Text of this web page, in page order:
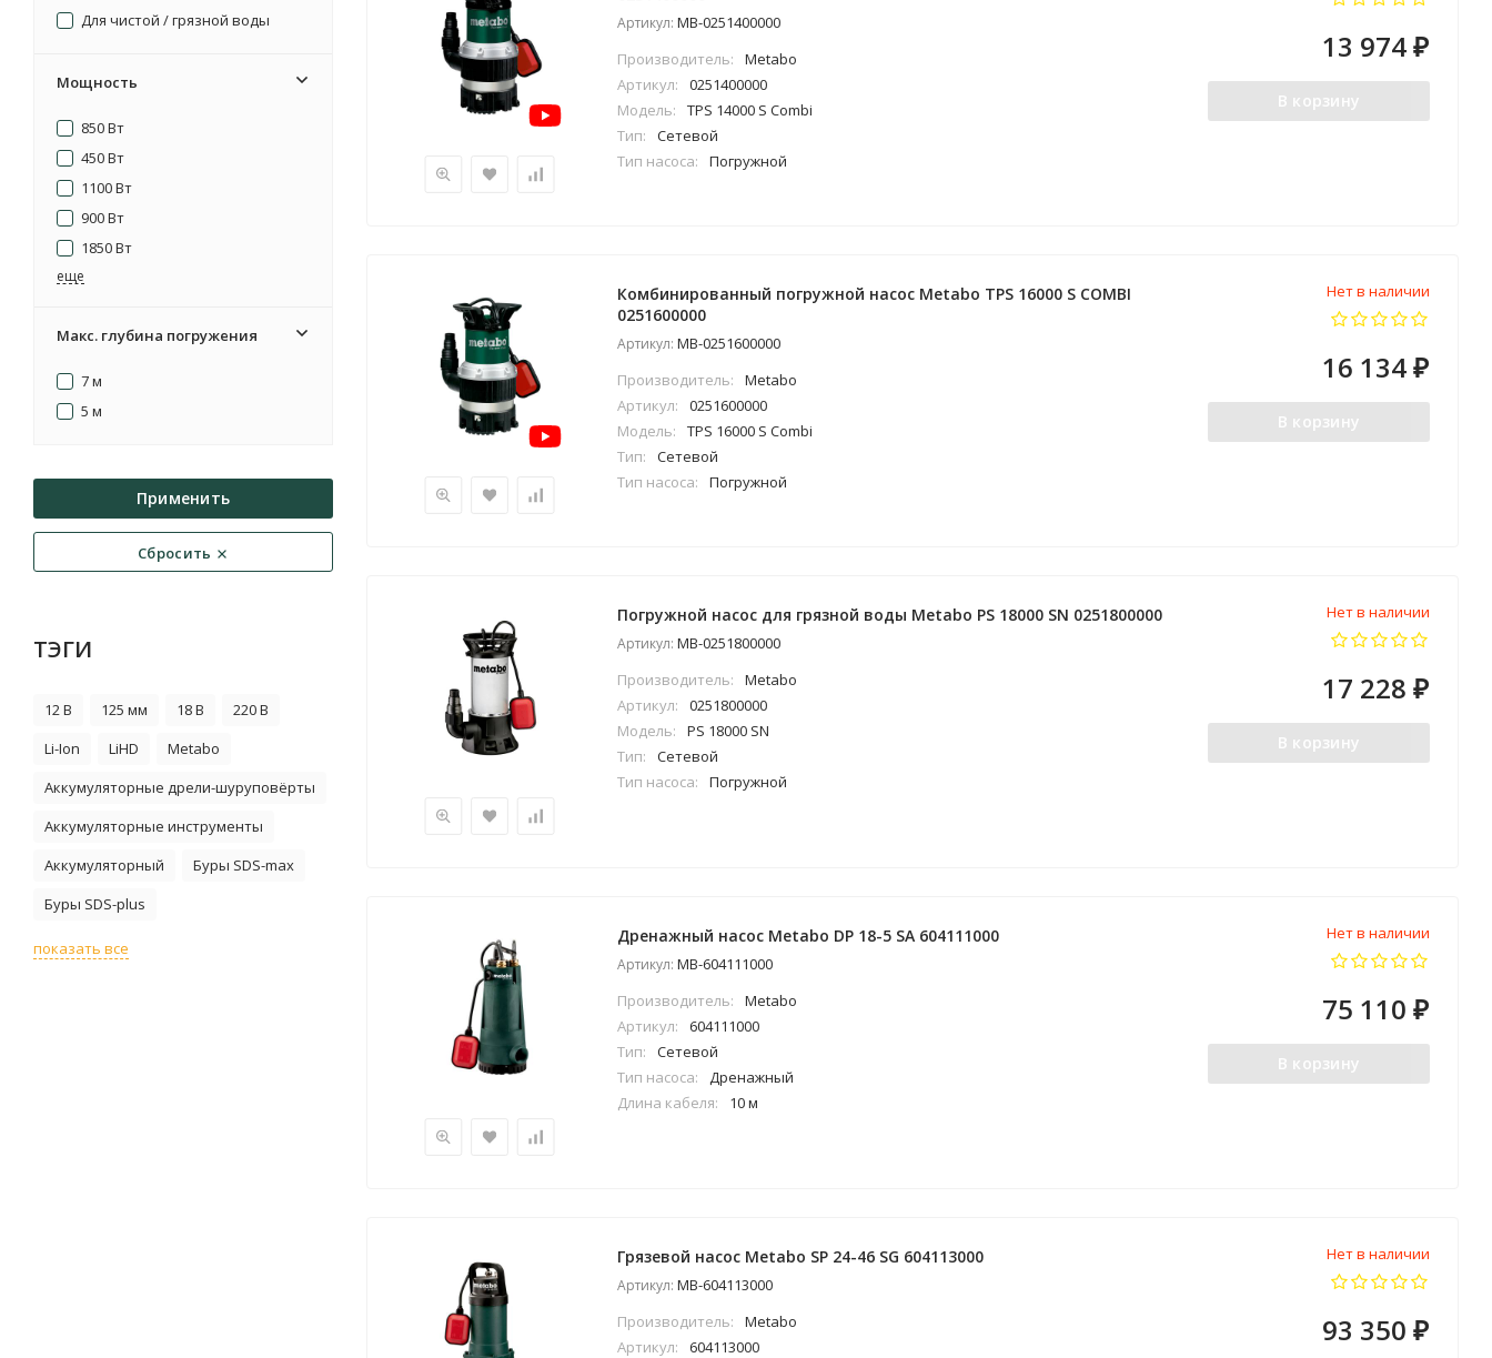
Для чистой / грязной воды
Мощность
850 Вт
450 Вт
1100 Вт
900 Вт
1850 Вт
eще
Макс. глубина погружения
7 м
5 м
Применить
Сбросить
ТЭГИ
12 В 125 мм 18 В
220 В
Li-Ion
LiHD
Metabo
Аккумуляторные дрели-шуруповёрты
Аккумуляторные инструменты
Аккумуляторный
Буры SDS-max
Буры SDS-plus
показать все
Артикул: MB-0251400000
Производитель:
Metabo
Артикул:
0251400000
Модель:
TPS 14000 S Combi
Тип:
Сетевой
Тип насоса:
Погружной
13 974 ₽
В корзину
Комбинированный погружной насос Metabo TPS 16000 S COMBI
0251600000
Артикул: MB-0251600000
Производитель:
Metabo
Артикул:
0251600000
Модель:
TPS 16000 S Combi
Тип:
Сетевой
Тип насоса:
Погружной
Нет в наличии
16 134 ₽
В корзину
Погружной насос для грязной воды Metabo PS 18000 SN 0251800000
Артикул: MB-0251800000
Производитель:
Metabo
Артикул:
0251800000
Модель:
PS 18000 SN
Тип:
Сетевой
Тип насоса:
Погружной
Нет в наличии
17 228 ₽
В корзину
Дренажный насос Metabo DP 18-5 SA 604111000
Артикул: MB-604111000
Производитель:
Metabo
Артикул:
604111000
Тип:
Сетевой
Тип насоса:
Дренажный
Длина кабеля:
10 м
Нет в наличии
75 110 ₽
В корзину
Грязевой насос Metabo SP 24-46 SG 604113000
Артикул: MB-604113000
Производитель:
Metabo
Артикул:
604113000
Нет в наличии
93 350 ₽